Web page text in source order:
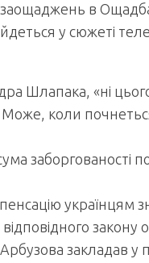
в
у сюжеті
Шлапака, «ні
коли
українцям
закону
закладав